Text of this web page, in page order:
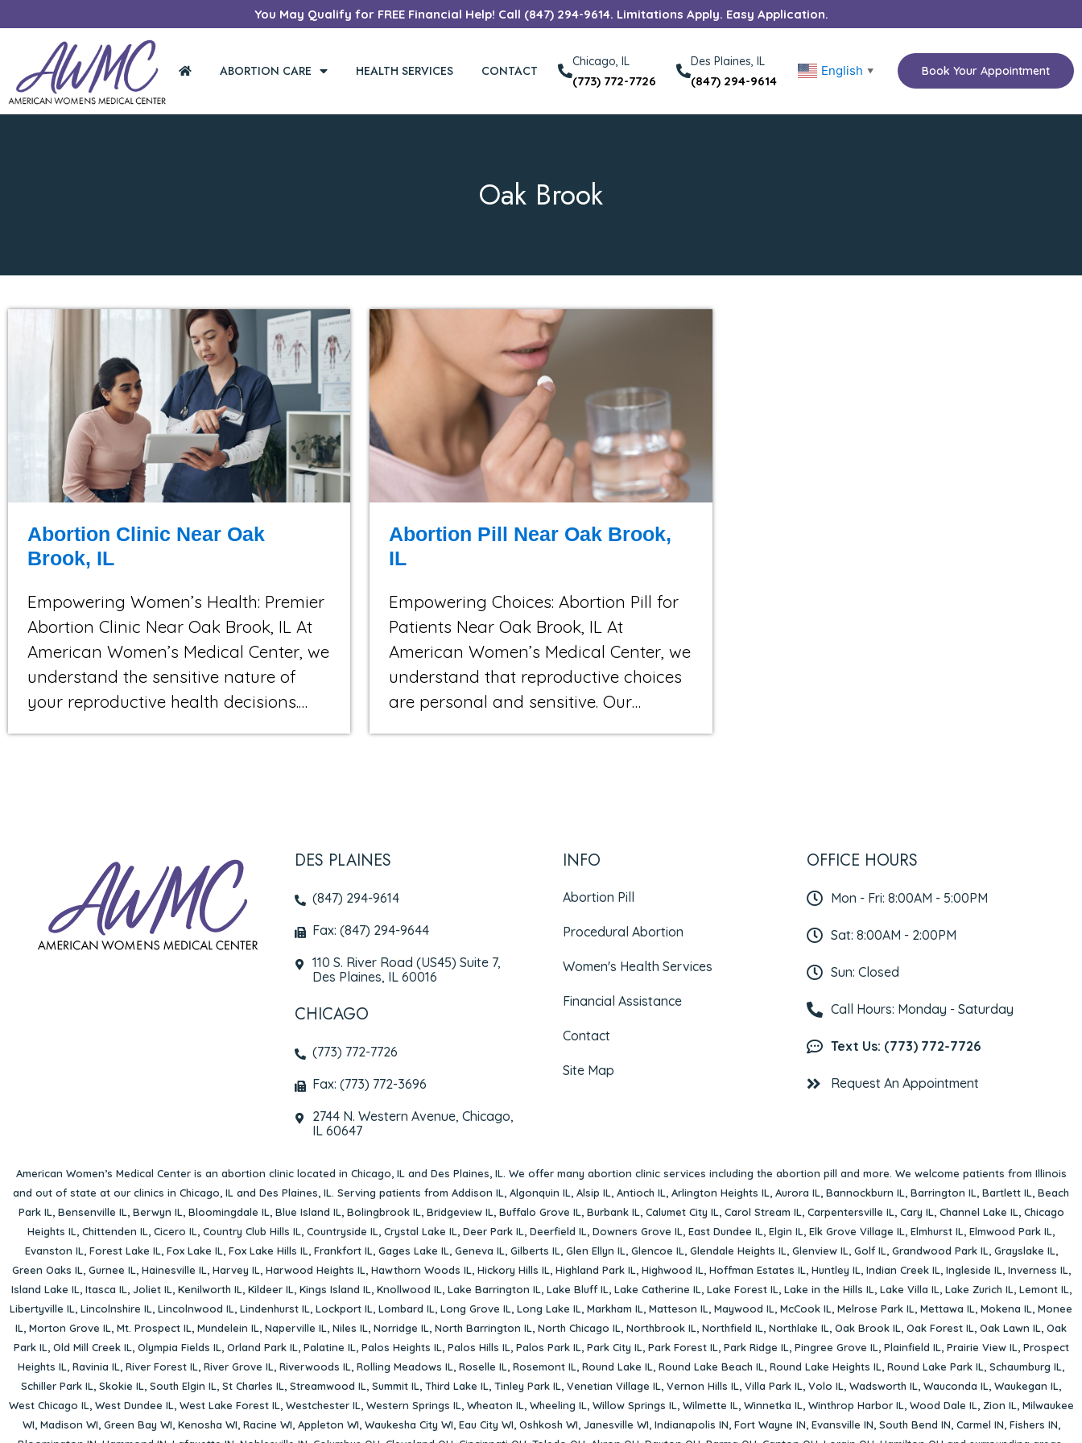
You May Qualify for FREE Financial Help! Call (847) 294-9614. Limitations Apply. Easy Application.
ABORTION CARE HEALTH SERVICES CONTACT
Chicago, IL
(773) 772-7726
Des Plaines, IL
(847) 294-9614
English ▼ Book Your Appointment
Oak Brook
Abortion Clinic Near Oak
Brook, IL
Empowering Women’s Health: Premier
Abortion Clinic Near Oak Brook, IL At
American Women’s Medical Center, we
understand the sensitive nature of
your reproductive health decisions.…
Abortion Pill Near Oak Brook,
IL
Empowering Choices: Abortion Pill for
Patients Near Oak Brook, IL At
American Women’s Medical Center, we
understand that reproductive choices
are personal and sensitive. Our…
DES PLAINES
(847) 294-9614
Fax: (847) 294-9644
110 S. River Road (US45) Suite 7,
Des Plaines, IL 60016
CHICAGO
(773) 772-7726
Fax: (773) 772-3696
2744 N. Western Avenue, Chicago,
IL 60647
INFO
Abortion Pill
Procedural Abortion
Women's Health Services
Financial Assistance
Contact
Site Map
OFFICE HOURS
Mon - Fri: 8:00AM - 5:00PM
Sat: 8:00AM - 2:00PM
Sun: Closed
Call Hours: Monday - Saturday
Text Us: (773) 772-7726
Request An Appointment
American Women’s Medical Center is an abortion clinic located in Chicago, IL and Des Plaines, IL. We offer many abortion clinic services including the abortion pill and more. We welcome patients from Illinois
and out of state at our clinics in Chicago, IL and Des Plaines, IL. Serving patients from Addison IL, Algonquin IL, Alsip IL, Antioch IL, Arlington Heights IL, Aurora IL, Bannockburn IL, Barrington IL, Bartlett IL, Beach
Park IL, Bensenville IL, Berwyn IL, Bloomingdale IL, Blue Island IL, Bolingbrook IL, Bridgeview IL, Buffalo Grove IL, Burbank IL, Calumet City IL, Carol Stream IL, Carpentersville IL, Cary IL, Channel Lake IL, Chicago
Heights IL, Chittenden IL, Cicero IL, Country Club Hills IL, Countryside IL, Crystal Lake IL, Deer Park IL, Deerfield IL, Downers Grove IL, East Dundee IL, Elgin IL, Elk Grove Village IL, Elmhurst IL, Elmwood Park IL,
Evanston IL, Forest Lake IL, Fox Lake IL, Fox Lake Hills IL, Frankfort IL, Gages Lake IL, Geneva IL, Gilberts IL, Glen Ellyn IL, Glencoe IL, Glendale Heights IL, Glenview IL, Golf IL, Grandwood Park IL, Grayslake IL,
Green Oaks IL, Gurnee IL, Hainesville IL, Harvey IL, Harwood Heights IL, Hawthorn Woods IL, Hickory Hills IL, Highland Park IL, Highwood IL, Hoffman Estates IL, Huntley IL, Indian Creek IL, Ingleside IL, Inverness IL,
Island Lake IL, Itasca IL, Joliet IL, Kenilworth IL, Kildeer IL, Kings Island IL, Knollwood IL, Lake Barrington IL, Lake Bluff IL, Lake Catherine IL, Lake Forest IL, Lake in the Hills IL, Lake Villa IL, Lake Zurich IL, Lemont IL,
Libertyville IL, Lincolnshire IL, Lincolnwood IL, Lindenhurst IL, Lockport IL, Lombard IL, Long Grove IL, Long Lake IL, Markham IL, Matteson IL, Maywood IL, McCook IL, Melrose Park IL, Mettawa IL, Mokena IL, Monee
IL, Morton Grove IL, Mt. Prospect IL, Mundelein IL, Naperville IL, Niles IL, Norridge IL, North Barrington IL, North Chicago IL, Northbrook IL, Northfield IL, Northlake IL, Oak Brook IL, Oak Forest IL, Oak Lawn IL, Oak
Park IL, Old Mill Creek IL, Olympia Fields IL, Orland Park IL, Palatine IL, Palos Heights IL, Palos Hills IL, Palos Park IL, Park City IL, Park Forest IL, Park Ridge IL, Pingree Grove IL, Plainfield IL, Prairie View IL, Prospect
Heights IL, Ravinia IL, River Forest IL, River Grove IL, Riverwoods IL, Rolling Meadows IL, Roselle IL, Rosemont IL, Round Lake IL, Round Lake Beach IL, Round Lake Heights IL, Round Lake Park IL, Schaumburg IL,
Schiller Park IL, Skokie IL, South Elgin IL, St Charles IL, Streamwood IL, Summit IL, Third Lake IL, Tinley Park IL, Venetian Village IL, Vernon Hills IL, Villa Park IL, Volo IL, Wadsworth IL, Wauconda IL, Waukegan IL,
West Chicago IL, West Dundee IL, West Lake Forest IL, Westchester IL, Western Springs IL, Wheaton IL, Wheeling IL, Willow Springs IL, Wilmette IL, Winnetka IL, Winthrop Harbor IL, Wood Dale IL, Zion IL, Milwaukee
WI, Madison WI, Green Bay WI, Kenosha WI, Racine WI, Appleton WI, Waukesha City WI, Eau City WI, Oshkosh WI, Janesville WI, Indianapolis IN, Fort Wayne IN, Evansville IN, South Bend IN, Carmel IN, Fishers IN,